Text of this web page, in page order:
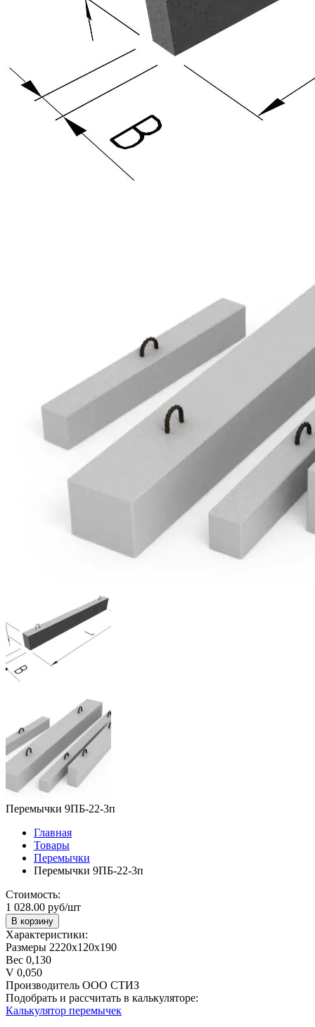
Перемычки 9ПБ-22-3п
Главная
Товары
Перемычки
Перемычки 9ПБ-22-3п
Стоимость:
1 028.00 руб/шт
В корзину
Характеристики:
Размеры 2220х120х190
Вес 0,130
V 0,050
Производитель ООО СТИЗ
Подобрать и рассчитать в калькуляторе:
Калькулятор перемычек